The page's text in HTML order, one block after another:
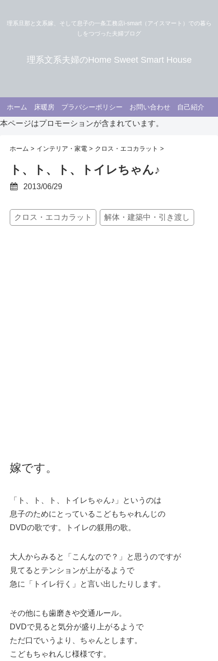
理系旦那と文系嫁、そして息子の一条工務店i-smart（アイスマート）での暮ら
しをつづった夫婦ブログ
理系文系夫婦のHome Sweet Smart House
ホーム 床暖房 プラバシーポリシー お問い合わせ 自己紹介
本ページはプロモーションが含まれています。
ホーム > インテリア・家電 > クロス・エコカラット >
ト、ト、ト、トイレちゃん♪
2013/06/29
クロス・エコカラット 解体・建築中・引き渡し
嫁です。
「ト、ト、ト、トイレちゃん♪」というのは
息子のためにとっているこどもちゃれんじの
DVDの歌です。トイレの躾用の歌。
大人からみると「こんなので？」と思うのですが
見てるとテンションが上がるようで
急に「トイレ行く」と言い出したりします。
その他にも歯磨きや交通ルール。
DVDで見ると気分が盛り上がるようで
ただ口でいうより、ちゃんとします。
こどもちゃれんじ様様です。